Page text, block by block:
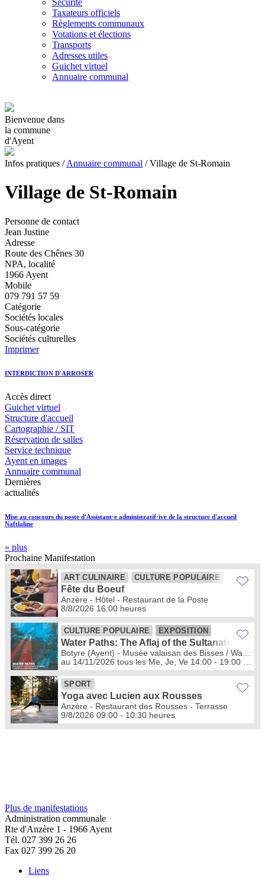
Sécurité
Taxateurs officiels
Règlements communaux
Votations et élections
Transports
Adresses utiles
Guichet virtuel
Annuaire communal
Bienvenue dans
la commune
d'Ayent
Infos pratiques /Annuaire communal /Village de St-Romain
Village de St-Romain
Personne de contact
Jean Justine
Adresse
Route des Chênes 30
NPA, localité
1966 Ayent
Mobile
079 791 57 59
Catégorie
Sociétés locales
Sous-catégorie
Sociétés culturelles
Imprimer
INTERDICTION D'ARROSER
Accès direct
Guichet virtuel
Structure d'accueil
Cartographie / SIT
Réservation de salles
Service technique
Ayent en images
Annuaire communal
Dernières
actualités
Mise au concours du poste d'Assistant·e administratif·ive de la structure d'accueil
Naftlaline
» plus
Prochaine Manifestation
Plus de manifestations
Administration communale
Rte d'Anzère 1 - 1966 Ayent
Tél. 027 399 26 26
Fax 027 399 26 20
Liens